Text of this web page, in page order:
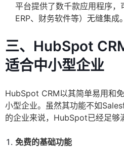
平台提供了数千款应用程序，
ERP、财务软件等）无缝集成。
三、HubSpot
适合中小型企业
HubSpot CRM以其简单易用和
小型企业。虽然其功能不如
的企业来说，HubSpot已经足够
免费的基础功能